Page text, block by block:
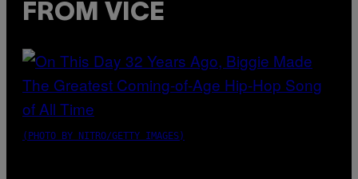
FROM VICE
(PHOTO BY NITRO/GETTY IMAGES)